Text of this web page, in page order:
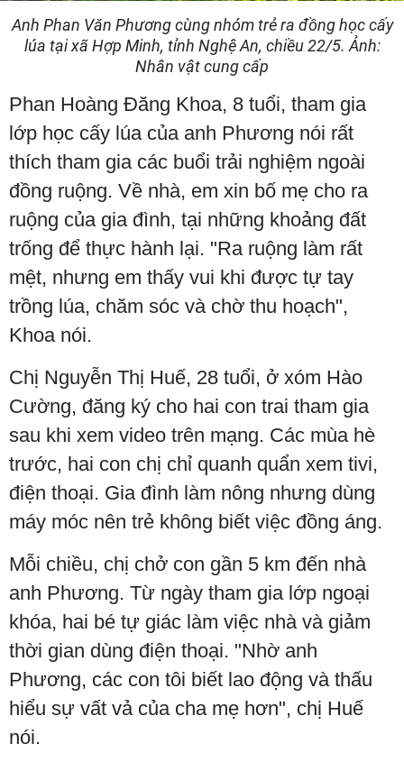
Anh Phan Văn Phương cùng nhóm trẻ ra đồng học cấy
lúa tại xã Hợp Minh, tỉnh Nghệ An, chiều 22/5. Ảnh:
Nhân vật cung cấp
Phan Hoàng Đăng Khoa, 8 tuổi, tham gia
lớp học cấy lúa của anh Phương nói rất
thích tham gia các buổi trải nghiệm ngoài
đồng ruộng. Về nhà, em xin bố mẹ cho ra
ruộng của gia đình, tại những khoảng đất
trống để thực hành lại. "Ra ruộng làm rất
mệt, nhưng em thấy vui khi được tự tay
trồng lúa, chăm sóc và chờ thu hoạch",
Khoa nói.
Chị Nguyễn Thị Huế, 28 tuổi, ở xóm Hào
Cường, đăng ký cho hai con trai tham gia
sau khi xem video trên mạng. Các mùa hè
trước, hai con chị chỉ quanh quẩn xem tivi,
điện thoại. Gia đình làm nông nhưng dùng
máy móc nên trẻ không biết việc đồng áng.
Mỗi chiều, chị chở con gần 5 km đến nhà
anh Phương. Từ ngày tham gia lớp ngoại
khóa, hai bé tự giác làm việc nhà và giảm
thời gian dùng điện thoại. "Nhờ anh
Phương, các con tôi biết lao động và thấu
hiểu sự vất vả của cha mẹ hơn", chị Huế
nói.